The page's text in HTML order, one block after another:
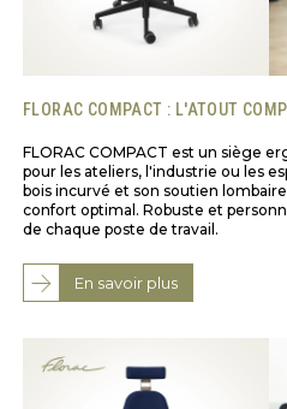
FLORAC COMPACT : L'ATOUT
FLORAC COMPACT est un siège
pour les ateliers, l'industrie ou les
bois incurvé et son soutien
confort optimal. Robuste et
de chaque poste de travail.
En savoir plus